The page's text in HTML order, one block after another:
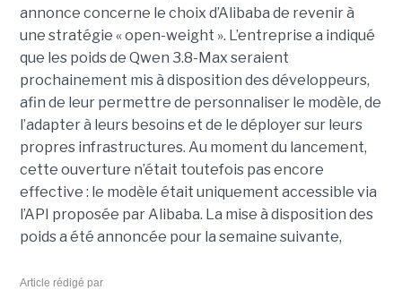
annonce concerne le choix d’Alibaba de revenir à
une stratégie « open-weight ». L’entreprise a indiqué
que les poids de Qwen 3.8-Max seraient
prochainement mis à disposition des développeurs,
afin de leur permettre de personnaliser le modèle, de
l’adapter à leurs besoins et de le déployer sur leurs
propres infrastructures. Au moment du lancement,
cette ouverture n’était toutefois pas encore
effective : le modèle était uniquement accessible via
l’API proposée par Alibaba. La mise à disposition des
poids a été annoncée pour la semaine suivante,
Article rédigé par